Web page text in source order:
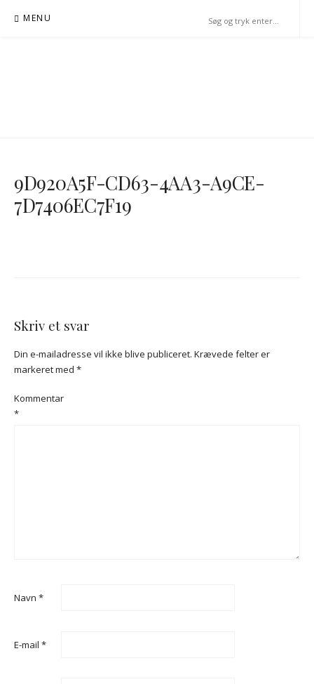
MENU
9D920A5F-CD63-4AA3-A9CE-
7D7406EC7F19
Skriv et svar
Din e-mailadresse vil ikke blive publiceret. Krævede felter er
markeret med *
Kommentar
*
Navn *
E-mail *